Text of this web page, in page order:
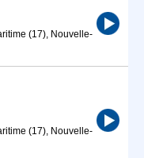
(17), Nouvelle-
(17), Nouvelle-